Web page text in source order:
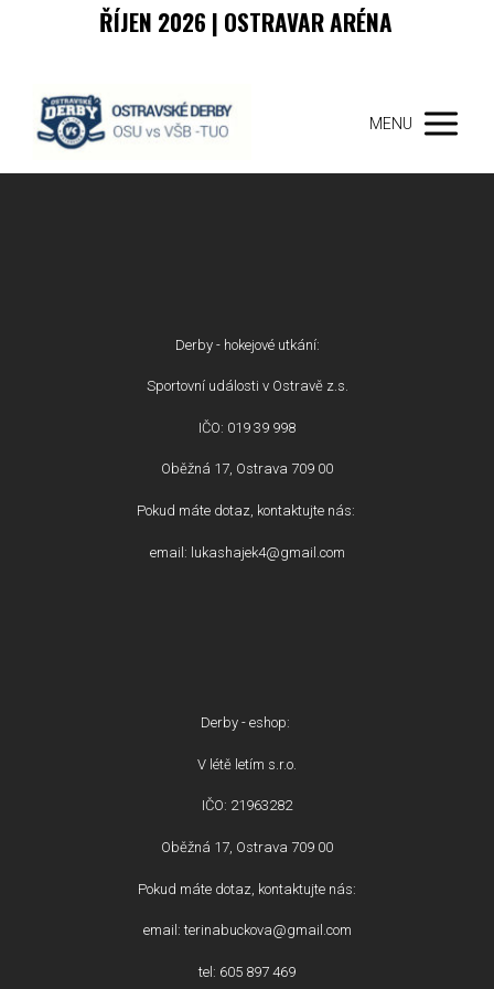
ŘÍJEN 2026 | OSTRAVAR ARÉNA
MENU
Derby - hokejové utkání:
Sportovní události v Ostravě z.s.
IČO: 019 39 998
Oběžná 17, Ostrava 709 00
Pokud máte dotaz, kontaktujte nás:
email: lukashajek4@gmail.com
Derby - eshop:
V létě letím s.r.o.
IČO: 21963282
Oběžná 17, Ostrava 709 00
Pokud máte dotaz, kontaktujte nás:
email: terinabuckova@gmail.com
tel: 605 897 469